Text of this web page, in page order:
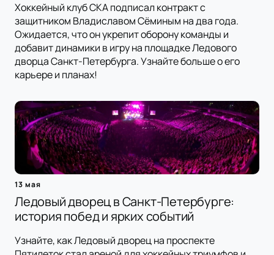
Хоккейный клуб СКА подписал контракт с
защитником Владиславом Сёминым на два года.
Ожидается, что он укрепит оборону команды и
добавит динамики в игру на площадке Ледового
дворца Санкт-Петербурга. Узнайте больше о его
карьере и планах!
13 мая
Ледовый дворец в Санкт-Петербурге:
история побед и ярких событий
Узнайте, как Ледовый дворец на проспекте